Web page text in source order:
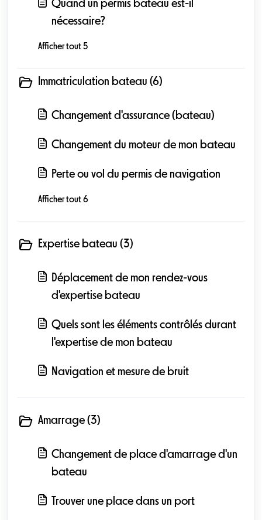
Quand un permis bateau est-il
nécessaire?
Afficher tout 5
Immatriculation bateau (6)
Changement d'assurance (bateau)
Changement du moteur de mon bateau
Perte ou vol du permis de navigation
Afficher tout 6
Expertise bateau (3)
Déplacement de mon rendez-vous
d'expertise bateau
Quels sont les éléments contrôlés durant
l'expertise de mon bateau
Navigation et mesure de bruit
Amarrage (3)
Changement de place d'amarrage d'un
bateau
Trouver une place dans un port